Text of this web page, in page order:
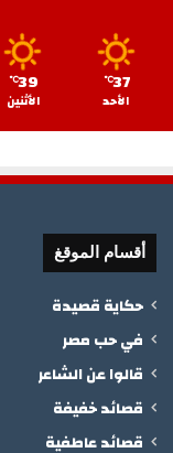
37
℃
الأحد
39
℃
الأثنين
أقسام الموقغ
حكاية قصيدة
في حب مصر
قالوا عن الشاعر
قصائد خفيفة
قصائد عاطفية